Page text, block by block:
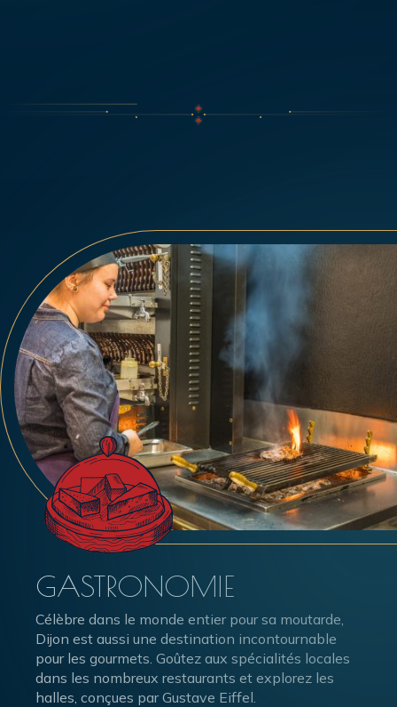
GASTRONOMIE
Célèbre dans le monde entier pour sa moutarde,
Dijon est aussi une destination incontournable
pour les gourmets. Goûtez aux spécialités locales
dans les nombreux restaurants et explorez les
halles, conçues par Gustave Eiffel.